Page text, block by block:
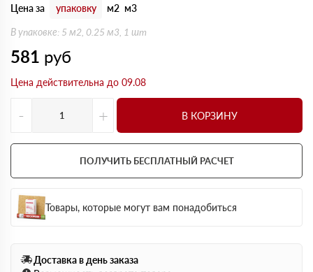
Цена за упаковку м2 м3
В упаковке: 5 м2, 0.25 м3, 1 шт
581 руб
Цена действительна до 09.08
- + В КОРЗИНУ
ПОЛУЧИТЬ БЕСПЛАТНЫЙ РАСЧЕТ
Товары, которые могут вам понадобиться
Доставка в день заказа